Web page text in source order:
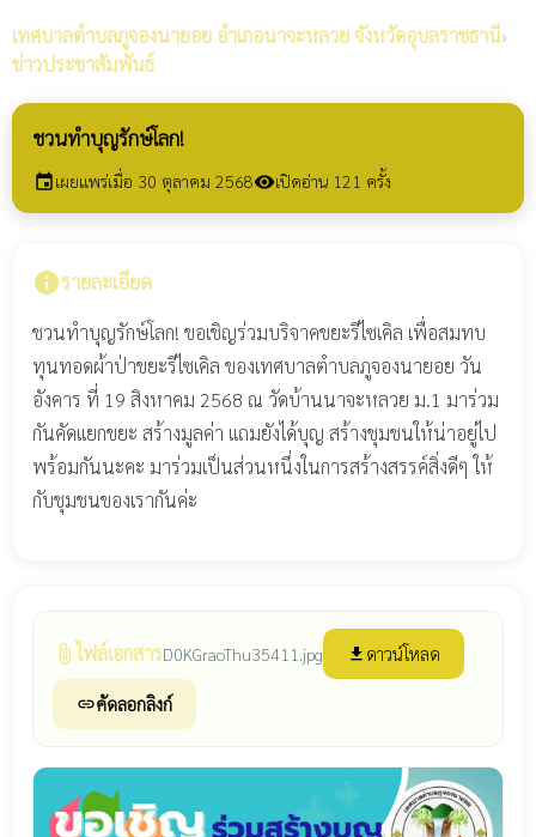
เทศบาลตำบลภูจองนายอย อำเภอนาจะหลวย จังหวัดอุบลราชธานี›
ข่าวประชาสัมพันธ์
ชวนทำบุญรักษ์โลก!
eventเผยแพร่เมื่อ 30 ตุลาคม 2568visibilityเปิดอ่าน 121 ครั้ง
infoรายละเอียด
ชวนทำบุญรักษ์โลก! ขอเชิญร่วมบริจาคขยะรีไซเคิล เพื่อสมทบ
ทุนทอดผ้าป่าขยะรีไซเคิล ของเทศบาลตำบลภูจองนายอย วัน
อังคาร ที่ 19 สิงหาคม 2568 ณ วัดบ้านนาจะหลวย ม.1 มาร่วม
กันคัดแยกขยะ สร้างมูลค่า แถมยังได้บุญ สร้างชุมชนให้น่าอยู่ไป
พร้อมกันนะคะ มาร่วมเป็นส่วนหนึ่งในการสร้างสรรค์สิ่งดีๆ ให้
กับชุมชนของเรากันค่ะ
attach_file ไฟล์เอกสารD0KGraoThu35411.jpg file_download ดาวน์โหลด
linkคัดลอกลิงก์